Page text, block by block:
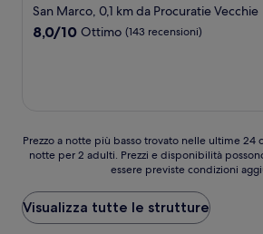
San Marco, 0,1 km da Procuratie Vecchie
8.0
8,0/10 Ottimo (143 recensioni)
Prezzo
più
basso
trovato
Prezzo a notte più basso trovato nelle ultime 24
notte per 2 adulti. Prezzi e disponibilità
essere previste condizioni
Visualizza tutte le strutture